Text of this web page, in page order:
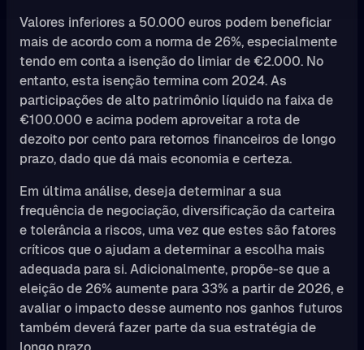
Valores inferiores a 50.000 euros podem beneficiar
mais de acordo com a norma de 26%, especialmente
tendo em conta a isenção do limiar de €2.000. No
entanto, esta isenção termina com 2024. As
participações de alto patrimônio líquido na faixa de
€100.000 e acima podem aproveitar a rota de
dezoito por cento para retornos financeiros de longo
prazo, dado que dá mais economia e certeza.
Em última análise, deseja determinar a sua
frequência de negociação, diversificação da carteira
e tolerância a riscos, uma vez que estes são fatores
críticos que o ajudam a determinar a escolha mais
adequada para si. Adicionalmente, propõe-se que a
eleição de 26% aumente para 33% a partir de 2026, e
avaliar o impacto desse aumento nos ganhos futuros
também deverá fazer parte da sua estratégia de